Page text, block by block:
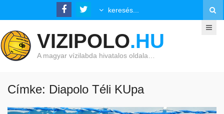
VIZIPOLO.HU
A magyar vízilabda hivatalos oldala…
Címke: Diapolo Téli KUpa